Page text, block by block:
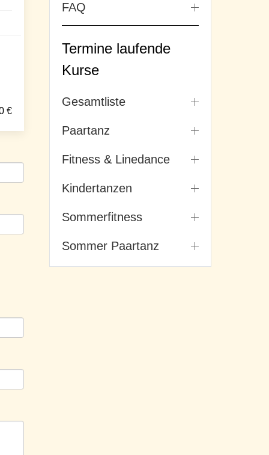
€
FAQ
Termine laufende
Kurse
Gesamtliste
Paartanz
Fitness & Linedance
Kindertanzen
Sommerfitness
Sommer Paartanz